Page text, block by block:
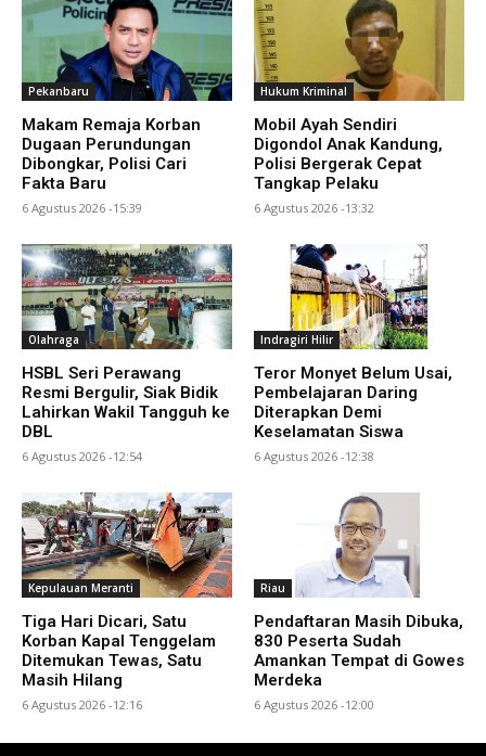
Pekanbaru
Makam Remaja Korban
Dugaan Perundungan
Dibongkar, Polisi Cari
Fakta Baru
6 Agustus 2026 -15:39
Hukum Kriminal
Mobil Ayah Sendiri
Digondol Anak Kandung,
Polisi Bergerak Cepat
Tangkap Pelaku
6 Agustus 2026 -13:32
Olahraga
HSBL Seri Perawang
Resmi Bergulir, Siak Bidik
Lahirkan Wakil Tangguh ke
DBL
6 Agustus 2026 -12:54
Indragiri Hilir
Teror Monyet Belum Usai,
Pembelajaran Daring
Diterapkan Demi
Keselamatan Siswa
6 Agustus 2026 -12:38
Kepulauan Meranti
Tiga Hari Dicari, Satu
Korban Kapal Tenggelam
Ditemukan Tewas, Satu
Masih Hilang
6 Agustus 2026 -12:16
Riau
Pendaftaran Masih Dibuka,
830 Peserta Sudah
Amankan Tempat di Gowes
Merdeka
6 Agustus 2026 -12:00